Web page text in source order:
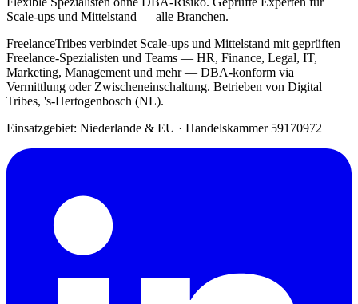
Scale-ups und Mittelstand — alle Branchen.
FreelanceTribes verbindet Scale-ups und Mittelstand mit geprüften
Freelance-Spezialisten und Teams — HR, Finance, Legal, IT,
Marketing, Management und mehr — DBA-konform via
Vermittlung oder Zwischeneinschaltung. Betrieben von Digital
Tribes, 's-Hertogenbosch (NL).
Einsatzgebiet: Niederlande & EU · Handelskammer 59170972